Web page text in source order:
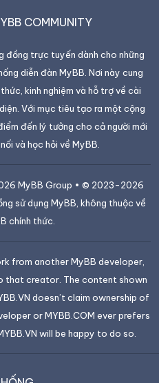
COMMUNITY
đồng trực tuyến dành cho những
diễn đàn MyBB. Nơi này cung
kinh nghiệm và hỗ trợ về cài
Với mục tiêu tạo ra một cộng
đến lý tưởng cho cả người mới
và học hỏi về MyBB.
MyBB Group • © 2023-2026
sử dụng MyBB, không thuộc về
chính thức.
from another MyBB developer,
that creator. The content shown
doesn’t claim ownership of
or MYBB.COM ever prefers
will be happy to do so.